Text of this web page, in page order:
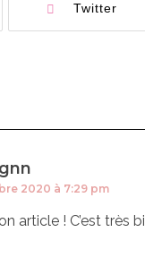
Twitter
2020 à 7:29 pm
article ! C’est